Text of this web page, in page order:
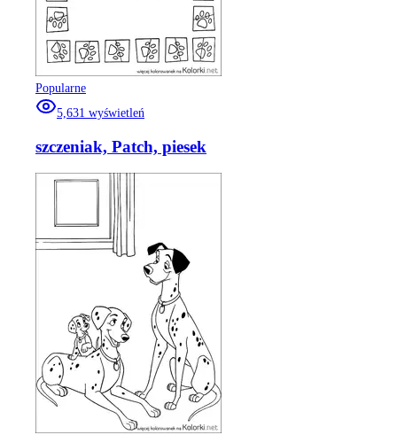
Popularne
5,631 wyświetleń
szczeniak, Patch, piesek